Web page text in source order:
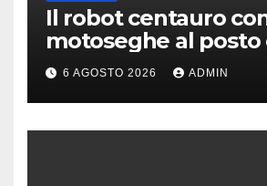
Il robot centauro
motoseghe al posto
mani è pronto per le
impossibili
6 AGOSTO 2026 ADMIN